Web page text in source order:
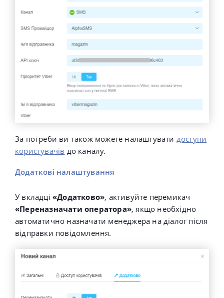
За потреби ви також можете налаштувати доступи
користувачів до каналу.
Додаткові налаштування
У вкладці «Додатково», активуйте перемикач
«Переназначати оператора», якщо необхідно
автоматично назначати менеджера на діалог після
відправки повідомлення.